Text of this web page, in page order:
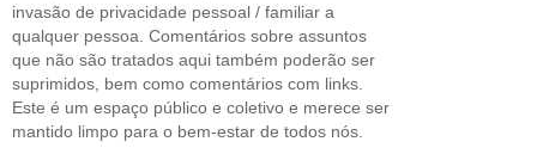
invasão de privacidade pessoal / familiar a
qualquer pessoa. Comentários sobre assuntos
que não são tratados aqui também poderão ser
suprimidos, bem como comentários com links.
Este é um espaço público e coletivo e merece ser
mantido limpo para o bem-estar de todos nós.